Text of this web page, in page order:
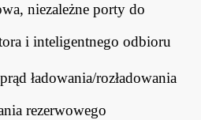
niezależne porty do
i inteligentnego odbioru
ładowania/rozładowania
rezerwowego